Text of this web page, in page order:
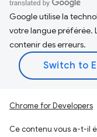
Google utilise la
votre langue préférée.
contenir des erreurs.
Chrome for Developers
Ce contenu vous a-t-il